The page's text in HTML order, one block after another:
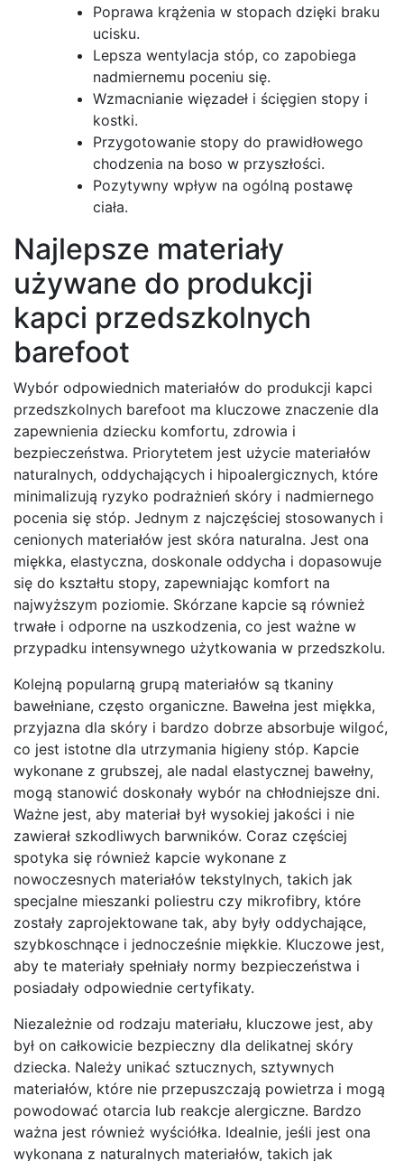
Poprawa krążenia w stopach dzięki braku
ucisku.
Lepsza wentylacja stóp, co zapobiega
nadmiernemu poceniu się.
Wzmacnianie więzadeł i ścięgien stopy i
kostki.
Przygotowanie stopy do prawidłowego
chodzenia na boso w przyszłości.
Pozytywny wpływ na ogólną postawę
ciała.
Najlepsze materiały
używane do produkcji
kapci przedszkolnych
barefoot
Wybór odpowiednich materiałów do produkcji kapci
przedszkolnych barefoot ma kluczowe znaczenie dla
zapewnienia dziecku komfortu, zdrowia i
bezpieczeństwa. Priorytetem jest użycie materiałów
naturalnych, oddychających i hipoalergicznych, które
minimalizują ryzyko podrażnień skóry i nadmiernego
pocenia się stóp. Jednym z najczęściej stosowanych i
cenionych materiałów jest skóra naturalna. Jest ona
miękka, elastyczna, doskonale oddycha i dopasowuje
się do kształtu stopy, zapewniając komfort na
najwyższym poziomie. Skórzane kapcie są również
trwałe i odporne na uszkodzenia, co jest ważne w
przypadku intensywnego użytkowania w przedszkolu.
Kolejną popularną grupą materiałów są tkaniny
bawełniane, często organiczne. Bawełna jest miękka,
przyjazna dla skóry i bardzo dobrze absorbuje wilgoć,
co jest istotne dla utrzymania higieny stóp. Kapcie
wykonane z grubszej, ale nadal elastycznej bawełny,
mogą stanowić doskonały wybór na chłodniejsze dni.
Ważne jest, aby materiał był wysokiej jakości i nie
zawierał szkodliwych barwników. Coraz częściej
spotyka się również kapcie wykonane z
nowoczesnych materiałów tekstylnych, takich jak
specjalne mieszanki poliestru czy mikrofibry, które
zostały zaprojektowane tak, aby były oddychające,
szybkoschnące i jednocześnie miękkie. Kluczowe jest,
aby te materiały spełniały normy bezpieczeństwa i
posiadały odpowiednie certyfikaty.
Niezależnie od rodzaju materiału, kluczowe jest, aby
był on całkowicie bezpieczny dla delikatnej skóry
dziecka. Należy unikać sztucznych, sztywnych
materiałów, które nie przepuszczają powietrza i mogą
powodować otarcia lub reakcje alergiczne. Bardzo
ważna jest również wyściółka. Idealnie, jeśli jest ona
wykonana z naturalnych materiałów, takich jak